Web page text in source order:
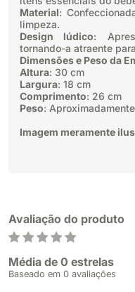
Material:
limpeza.
Design lúdico:
tornando-a atraente
Dimensões e Peso da
Altura: 30 cm
Largura: 18 cm
Comprimento: 26 cm
Peso:
Imagem meramente
Avaliação do produto
Média de 0 estrelas
Baseado em 0 avaliações